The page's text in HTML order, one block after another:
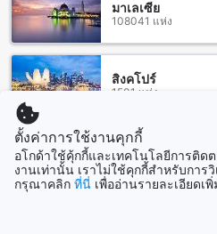
เลือกที่ดี สุดท้าย หากคุณต้องการรส
Pickles และเลิฟวิ่ง สวีท จะทำให้คุ
ร้านอาหารอื่นๆอีกมากมายในพื้นที่
และร้าน Leela Noodle ซึ่งคุณสาม
ได้ที่นี่
ที่พักใกล้คอมพิวเตอร์ พลาซา
Doze Hostel ตั้งอยู่ใกล้กับคอมพิว
สินค้าที่มีสินค้าอิเล็กทรอนิกส์และอุ
หลาย ที่นี่คุณสามารถหาสินค้าเทค
มาเลเซีย
108041 แห่ง
สิงคโปร์
1501 แห่ง
ดูทั้งห
ตั้งค่าการใช้งานคุกกี้
อโกด้าใช้คุ้กกี้และเทคโนโลยีการติด
งานเท่านั้น เราไม่ใช้คุกกี้สำหรับการ
กรุณาคลิก ที่นี่ เพื่ออ่านรายละเอียดเพิ่